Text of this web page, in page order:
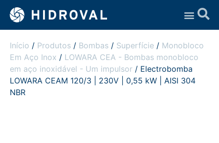
Início / Produtos / Bombas / Superfície / Monobloco
Em Aço Inox / LOWARA CEA - Bombas monobloco
em aço inoxidável - Um impulsor / Electrobomba
LOWARA CEAM 120/3 | 230V | 0,55 kW | AISI 304
NBR